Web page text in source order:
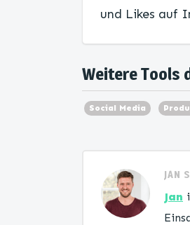
und Likes auf
Weitere Tools
Social Media
JAN
Jan